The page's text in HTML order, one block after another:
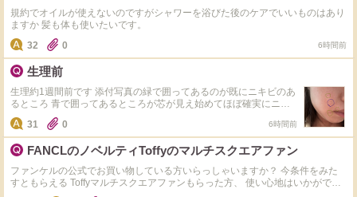
個人的感想ばかりで、ほぼお役には立てないと思います
が、やってみたのでお知らせさせていただきました。
規約でオイルが使えないのですがシャワーを浴びた後のケアでいいものはあり
ますか 髪も体も使いたいです。
32
0 6時間前
生理前
生理約1週間前です 添付写真の緑で囲ってあるのが既にニキビのあ
るところ 青で囲ってあるところが芯が見え始めてほぼ確実にニキ
ビになるだろうなというところです。 こういったニキビがだんだ
んと増えていって顔中ニキビだらけになるのですが みなさんなら
こういう時どんなケアをしますか？ 酵素洗顔はしないほうがいい
ですか？？ 皮膚科の薬は持っていて朝晩塗ってます。 スキンケア
はノンコメドジェニックです。 なるべく悪化させたり数を増やし
たくないのです。 スキンケアやインナーケアなど何でも構いませ
ん。 皆さんの知恵を貸してください。
31 0 6時間前
FANCLのノベルティToffyのマルチスクエアファン
ファンケルの公式でお買い物している方いらっしゃいますか？ 今条件をみた
すともらえる Toffyマルチスクエアファンもらった方、 使い心地はいかがです